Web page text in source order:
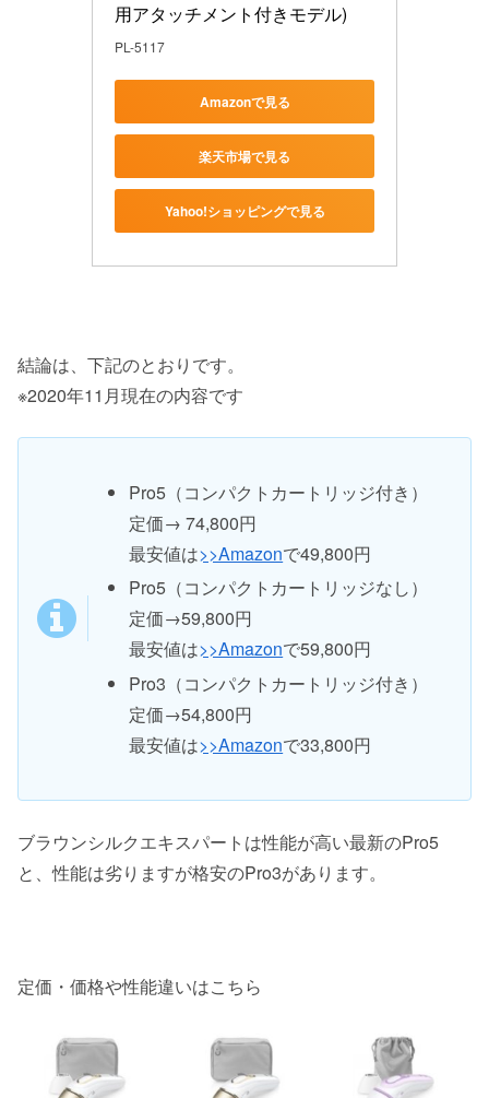
用アタッチメント付きモデル)
PL-5117
Amazonで見る
楽天市場で見る
Yahoo!ショッピングで見る
結論は、下記のとおりです。
※2020年11月現在の内容です
Pro5（コンパクトカートリッジ付き）
定価→ 74,800円
最安値は>>Amazonで49,800円
Pro5（コンパクトカートリッジなし）
定価→59,800円
最安値は>>Amazonで59,800円
Pro3（コンパクトカートリッジ付き）
定価→54,800円
最安値は>>Amazonで33,800円
ブラウンシルクエキスパートは性能が高い最新のPro5
と、性能は劣りますが格安のPro3があります。
定価・価格や性能違いはこちら